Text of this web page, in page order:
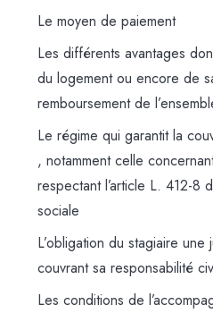
Le moyen de paiement
Les différents avantages
du logement ou encore de
remboursement de
Le régime qui garantit la
, notamment celle
respectant l’article L. 412-8
sociale
L’obligation du stagiaire une
couvrant sa responsabilité
Les conditions de